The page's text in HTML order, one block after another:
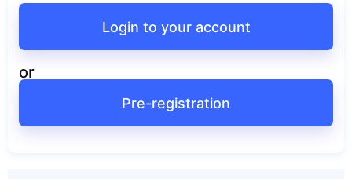
Login to your account
or
Pre-registration